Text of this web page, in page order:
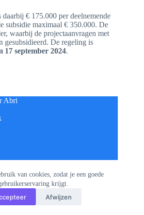
van cookies, zodat je een goede
krijgt.
Afwijzen
€ 175.000 per deelnemende
subsidie maximaal € 350.000. De
waarbij de projectaanvragen met
gesubsidieerd. De regeling is
17 september 2024.
Abri
4313 42